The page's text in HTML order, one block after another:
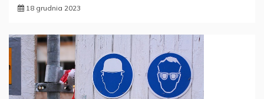
18 grudnia 2023